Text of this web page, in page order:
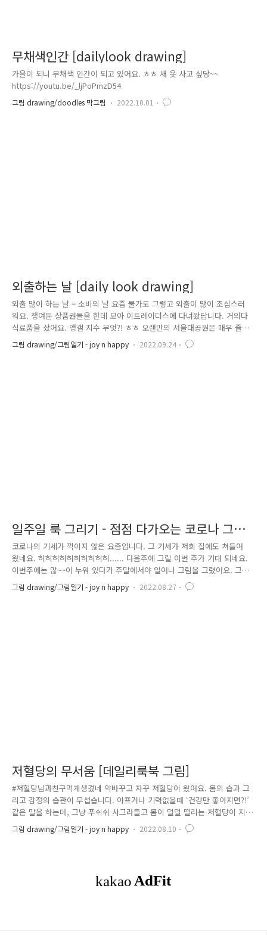
무채색인간 [dailylook drawing]
가을이 되니 무채색 인간이 되고 있어요. ㅎㅎ 새 옷 사고 싶당~~
https://youtu.be/_ljPoPmzD54
그림 drawing/doodles 막그림 2022.10.01
외출하는 날 [daily look drawing]
외출 많이 하는 날 = 소비의 날 요즘 물가도 그렇고 외출이 많이 조심스러
워요. 쟁여둔 상품권들을 한데 모아 이트레이더스에 다녀왔답니다. 거의다
식료품을 샀어요. 앵갤 지수 무엇?! ㅎㅎ 오랜만의 서울대공원은 매우 즐거
웠고요. 조심스럽게(?) 소비를 한 덕에 예상보다 많은 지출은 없었어요. 놀
이공원은 이제 정말 부담스럽더라고요. 정말 큰맘 먹고 가야겠어요. 이번
그림 drawing/그림일기 - joy n happy 2022.09.24
일주일 룩 그리기 - 점점 다가오는 코로나 그림
자...
코로나의 기세가 꺽이지 않은 요즘입니다. 그 기세가 저희 집에도 쳐들어
왔네요. 허허허허허허허허허허...... 다음주에 그릴 이번 주가 기대 되네요.
이번주에는 많~~이 누워 있다가 주말에서야 일어나 그림을 그렸어요. 그나
마 다행이네요. 다음 주까지 안넘어가서요!!! ㅎㅎㅎ 모두 건강하세요 ~
https://youtu.be/38AAsvis5Z0
그림 drawing/그림일기 - joy n happy 2022.08.27
저혈당의 무서움 [데일리룩북 그림]
#저혈당님과친구먹게생겼네 약바꾸고 자꾸 저혈당이 왔어요. 몸의 습과 그
리고 감정의 습관이 무섭습니다. 아프거나 기력없을때 ‘건강만 좋아지면?!’
같은 말을 하는데, 그냥 푸쉬쉬 사그라들고 몸이 덜덜 떨리는 저혈당이 지
나가면 진정한 감정의 무기력증이 생겨요. ‘해서 뭐해?’하는 느낌이 들지
요. 고로 평소 건강관리가 제일 중요….. ㅡㅜ #룩북 #데일리룩 #그림일기
그림 drawing/그림일기 - joy n happy 2022.08.10